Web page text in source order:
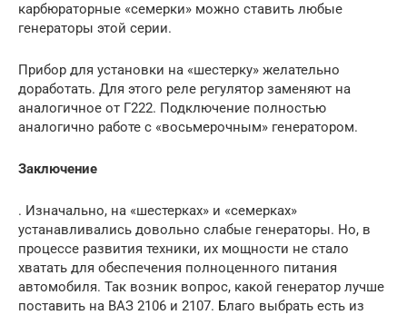
карбюраторные «семерки» можно ставить любые
генераторы этой серии.
Прибор для установки на «шестерку» желательно
доработать. Для этого реле регулятор заменяют на
аналогичное от Г222. Подключение полностью
аналогично работе с «восьмерочным» генератором.
Заключение
. Изначально, на «шестерках» и «семерках»
устанавливались довольно слабые генераторы. Но, в
процессе развития техники, их мощности не стало
хватать для обеспечения полноценного питания
автомобиля. Так возник вопрос, какой генератор лучше
поставить на ВАЗ 2106 и 2107. Благо выбрать есть из